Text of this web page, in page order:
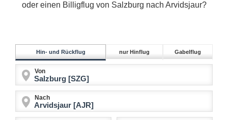
oder einen Billigflug von Salzburg nach Arvidsjaur?
Hin- und Rückflug nur Hinflug Gabelflug
Von
Nach